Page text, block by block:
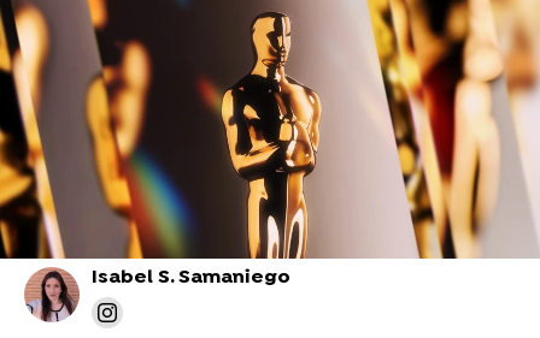
Vídeo: Reuters | Foto: Europa Press
Los Oscar saltan al streaming por primera
vez en su historia
Isabel S. Samaniego